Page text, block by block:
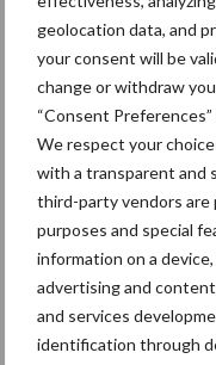
geolocation data, and
your consent will be
change or withdraw
“Consent
We respect your
with a transparent and
third-party vendors
purposes and special
information on a
advertising and
and services
identification through
je